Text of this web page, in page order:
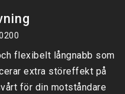
flexibelt långnabb som
extra störeffekt på
för din motståndare